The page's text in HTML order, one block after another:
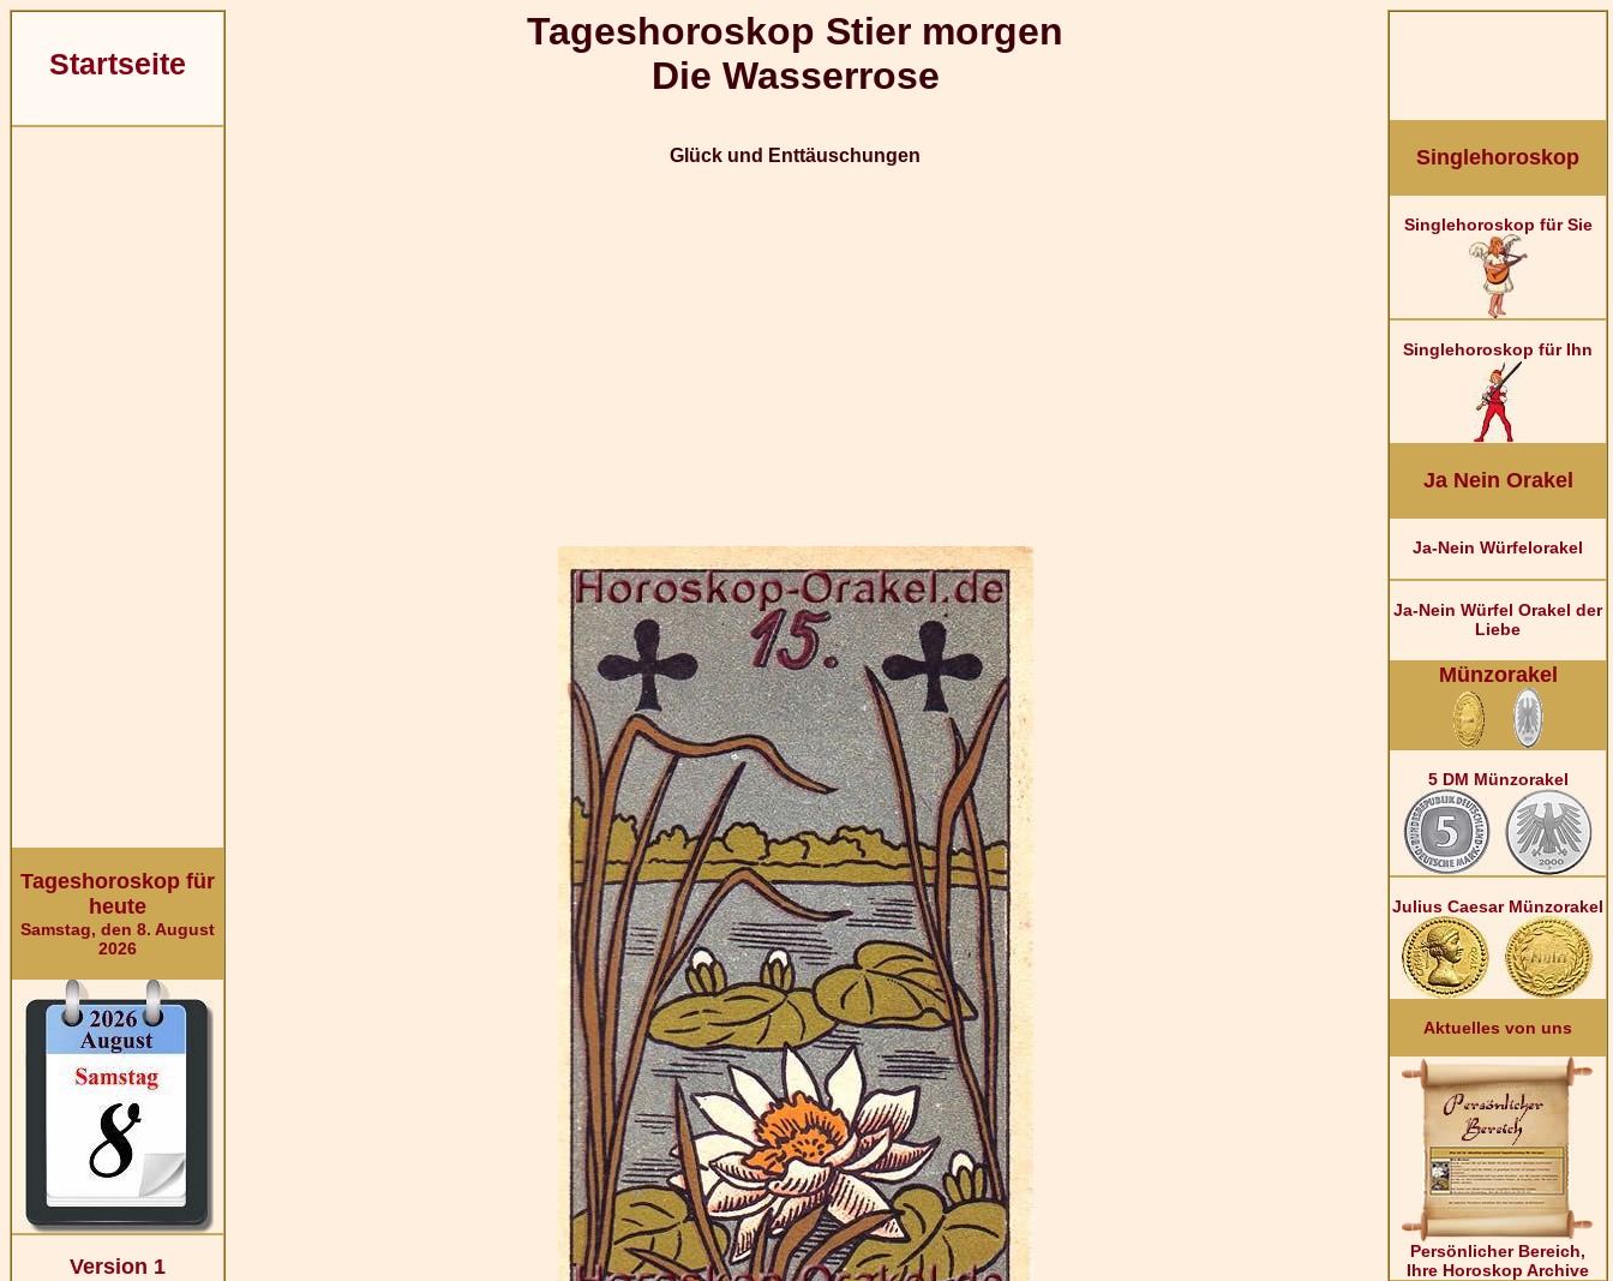
Startseite
Tageshoroskop für
heute
Samstag, den 8. August
2026
Version 1
Tageshoroskop Stier morgen
Die Wasserrose
Glück und Enttäuschungen Singlehoroskop
Singlehoroskop für Sie
Singlehoroskop für Ihn
Ja Nein Orakel
Ja-Nein Würfelorakel
Ja-Nein Würfel Orakel der
Liebe
Münzorakel
5 DM Münzorakel
Julius Caesar Münzorakel
Aktuelles von uns
Persönlicher Bereich,
Ihre Horoskop Archive